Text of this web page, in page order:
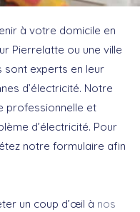
à votre domicile en
Pierrelatte ou une ville
sont experts en leur
d’électricité. Notre
professionnelle et
d’électricité. Pour
notre formulaire afin
un coup d’œil à nos